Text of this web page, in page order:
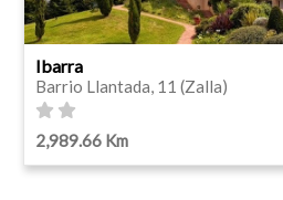
Ibarra
Barrio Llantada, 11 (Zalla)
2,989.66 Km